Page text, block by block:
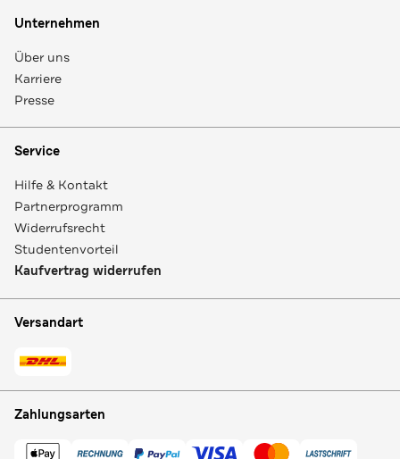
Unternehmen
Über uns
Karriere
Presse
Service
Hilfe & Kontakt
Partnerprogramm
Widerrufsrecht
Studentenvorteil
Kaufvertrag widerrufen
Versandart
Zahlungsarten